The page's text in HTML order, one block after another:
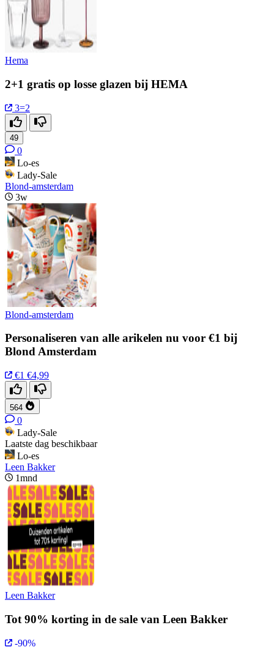
Hema
2+1 gratis op losse glazen bij HEMA
3=2
49
0
Lo-es
Lady-Sale
Blond-amsterdam
3w
Blond-amsterdam
Personaliseren van alle arikelen nu voor €1 bij
Blond Amsterdam
€1 €4,99
564
0
Lady-Sale
Laatste dag beschikbaar
Lo-es
Leen Bakker
1mnd
Leen Bakker
Tot 90% korting in de sale van Leen Bakker
-90%